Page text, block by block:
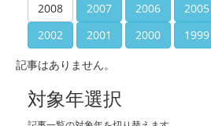
2008
2007 2006 2005
2002
2001 2000
1999
記事はありません。
対象年選択